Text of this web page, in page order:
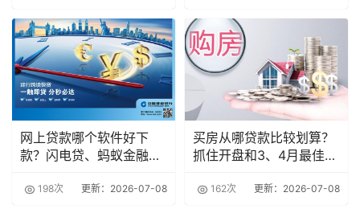
网上贷款哪个软件好下
款？闪电贷、蚂蚁金融等
198次 更新：2026-07-08
买房从哪贷款比较划算？
抓住开盘和3、4月最佳时
162次 更新：2026-07-08